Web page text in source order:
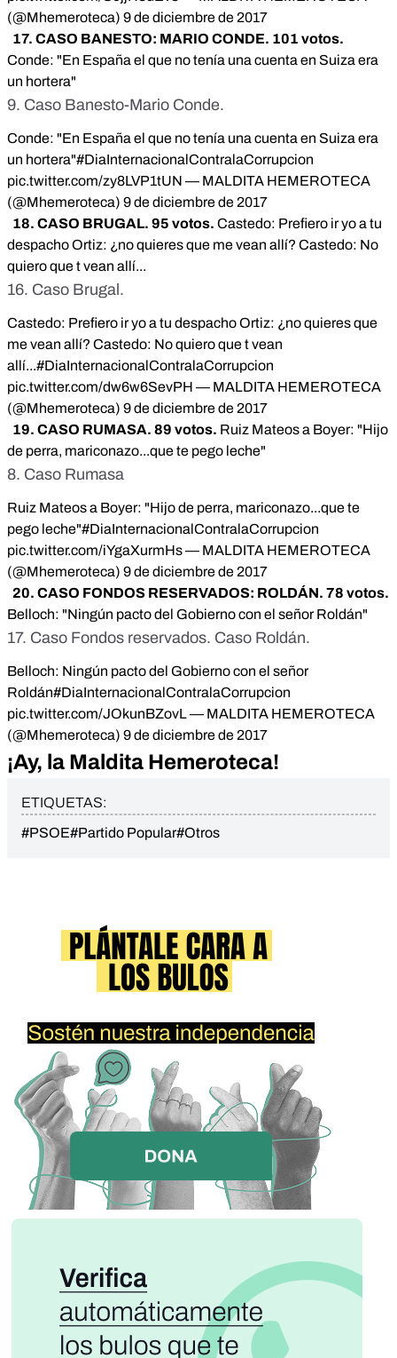
(@Mhemeroteca) 9 de diciembre de 2017
17. CASO BANESTO: MARIO CONDE. 101 votos.
Conde: "En España el que no tenía una cuenta en Suiza era
un hortera"
9. Caso Banesto-Mario Conde.
Conde: "En España el que no tenía una cuenta en Suiza era
un hortera"#DiaInternacionalContralaCorrupcion
pic.twitter.com/zy8LVP1tUN — MALDITA HEMEROTECA
(@Mhemeroteca) 9 de diciembre de 2017
18. CASO BRUGAL. 95 votos. Castedo: Prefiero ir yo a tu
despacho Ortiz: ¿no quieres que me vean allí? Castedo: No
quiero que t vean allí...
16. Caso Brugal.
Castedo: Prefiero ir yo a tu despacho Ortiz: ¿no quieres que
me vean allí? Castedo: No quiero que t vean
allí...#DiaInternacionalContralaCorrupcion
pic.twitter.com/dw6w6SevPH — MALDITA HEMEROTECA
(@Mhemeroteca) 9 de diciembre de 2017
19. CASO RUMASA. 89 votos. Ruiz Mateos a Boyer: "Hijo
de perra, mariconazo...que te pego leche"
8. Caso Rumasa
Ruiz Mateos a Boyer: "Hijo de perra, mariconazo...que te
pego leche"#DiaInternacionalContralaCorrupcion
pic.twitter.com/iYgaXurmHs— MALDITA HEMEROTECA
(@Mhemeroteca) 9 de diciembre de 2017
20. CASO FONDOS RESERVADOS: ROLDÁN. 78 votos.
Belloch: "Ningún pacto del Gobierno con el señor Roldán"
17. Caso Fondos reservados. Caso Roldán.
Belloch: Ningún pacto del Gobierno con el señor
Roldán#DiaInternacionalContralaCorrupcion
pic.twitter.com/JOkunBZovL— MALDITA HEMEROTECA
(@Mhemeroteca) 9 de diciembre de 2017
¡Ay, la Maldita Hemeroteca!
ETIQUETAS:
#PSOE#Partido Popular#Otros